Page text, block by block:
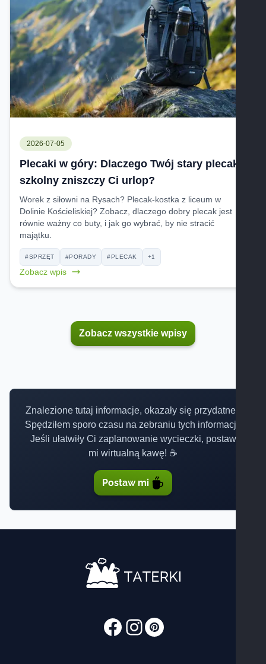
2026-07-05
Plecaki w góry: Dlaczego Twój stary plecak
szkolny zniszczy Ci urlop?
Worek z siłowni na Rysach? Plecak-kostka z liceum w
Dolinie Kościeliskiej? Zobacz, dlaczego dobry plecak jest
równie ważny co buty, i jak go wybrać, by nie stracić
majątku.
#SPRZĘT #PORADY #PLECAK +1
Zobacz wpis
Zobacz wszystkie wpisy
Znalezione tutaj informacje, okazały się przydatne?
Spędziłem sporo czasu na zebraniu tych informacji.
Jeśli ułatwiły Ci zaplanowanie wycieczki, postaw
mi wirtualną kawę! ☕
Postaw mi